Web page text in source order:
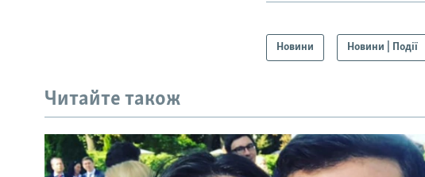
Новини Новини | Події
Читайте також